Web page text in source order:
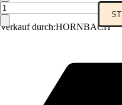
Verkauf durch:HORNBACH
ST